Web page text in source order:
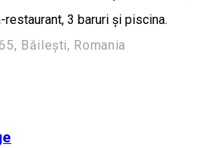
3 baruri și piscina.
Băilești, Romania